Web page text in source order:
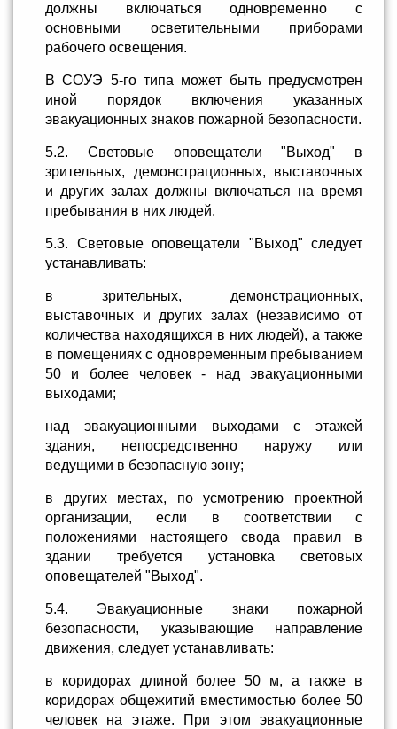
должны включаться одновременно с
основными осветительными приборами
рабочего освещения.
В СОУЭ 5-го типа может быть предусмотрен
иной порядок включения указанных
эвакуационных знаков пожарной безопасности.
5.2. Световые оповещатели "Выход" в
зрительных, демонстрационных, выставочных
и других залах должны включаться на время
пребывания в них людей.
5.3. Световые оповещатели "Выход" следует
устанавливать:
в зрительных, демонстрационных,
выставочных и других залах (независимо от
количества находящихся в них людей), а также
в помещениях с одновременным пребыванием
50 и более человек - над эвакуационными
выходами;
над эвакуационными выходами с этажей
здания, непосредственно наружу или
ведущими в безопасную зону;
в других местах, по усмотрению проектной
организации, если в соответствии с
положениями настоящего свода правил в
здании требуется установка световых
оповещателей "Выход".
5.4. Эвакуационные знаки пожарной
безопасности, указывающие направление
движения, следует устанавливать:
в коридорах длиной более 50 м, а также в
коридорах общежитий вместимостью более 50
человек на этаже. При этом эвакуационные